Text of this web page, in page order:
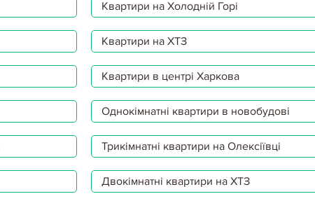
Квартири на Холодній Горі
Квартири на ХТЗ
Квартири в центрі Харкова
Однокімнатні квартири в новобудові
Трикімнатні квартири на Олексіївці
Двокімнатні квартири на ХТЗ